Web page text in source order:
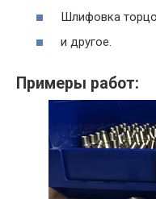
Шлифовка
и другое.
Примеры работ: